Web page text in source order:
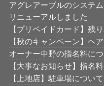
アグレアーブルのシステ
リニューアルしました
【プリペイドカード】残
【秋のキャンペーン】ヘ
オーナー中野の指名料に
【大事なお知らせ】指名
【上地店】駐車場について